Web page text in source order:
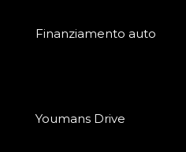
Finanziamento auto
Youmans Drive